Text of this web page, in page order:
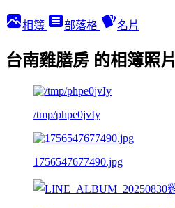
相簿 部落格 名片
台南雞膳房 的相簿照片
/tmp/phpe0jvIy
1756547677490.jpg